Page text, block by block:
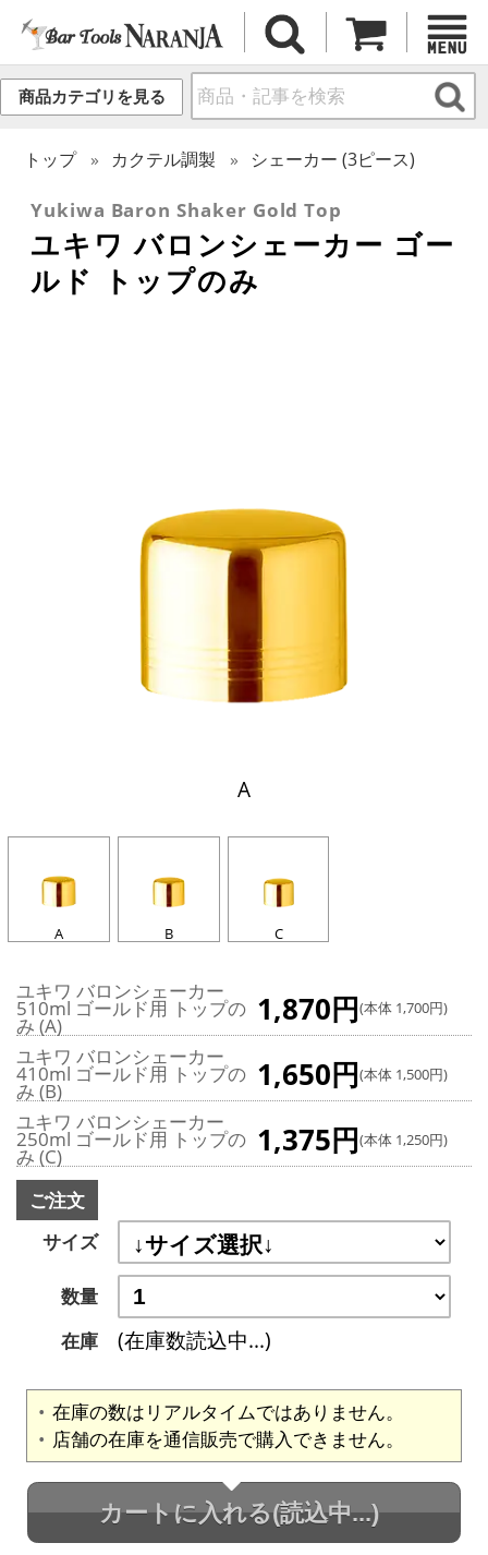
商品カテゴリを見る
トップ カクテル調製 シェーカー (3ピース)
Yukiwa Baron Shaker Gold Top
ユキワ バロンシェーカー ゴー
ルド トップのみ
A
A B C
ユキワ バロンシェーカー
510ml ゴールド用 トップの
み (A) 1,870円(本体 1,700円)
ユキワ バロンシェーカー
410ml ゴールド用 トップの
み (B) 1,650円(本体 1,500円)
ユキワ バロンシェーカー
250ml ゴールド用 トップの
み (C) 1,375円(本体 1,250円)
ご注文
サイズ
数量
在庫
(在庫数読込中...)
在庫の数はリアルタイムではありません。
店舗の在庫を通信販売で購入できません。
カートに入れる(読込中...)